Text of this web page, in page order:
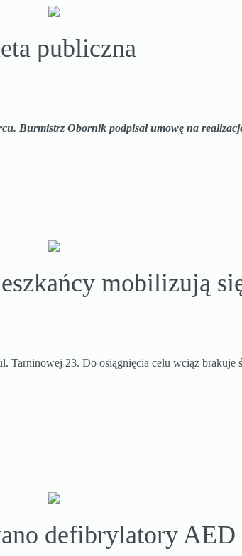
publiczna
Burmistrz Obornik podpisał umowę na
mobilizują
Tarninowej 23. Do osiągnięcia celu wciąż brakuje
defibrylatory AED